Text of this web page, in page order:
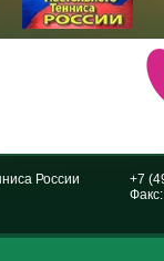
России
+7